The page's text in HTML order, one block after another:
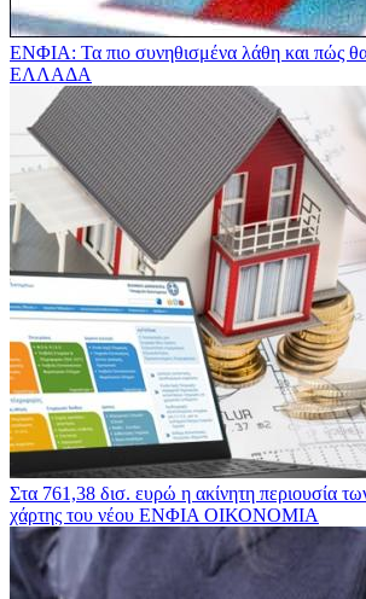
ΕΝΦΙΑ: Τα πιο συνηθισμένα λάθη και πώς
ΕΛΛΑΔΑ
Στα 761,38 δισ. ευρώ η ακίνητη περιουσία
χάρτης του νέου ΕΝΦΙΑ ΟΙΚΟΝΟΜΙΑ